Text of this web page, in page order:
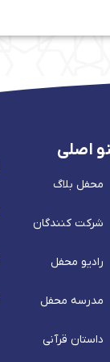
اصلی
محفل بلاگ
شرکت کنندگان
رادیو محفل
مدرسه محفل
داستان قرآنی